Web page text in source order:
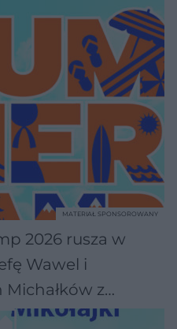
2026 rusza w
Wawel i
z
MATERIAŁ SPONSOROWANY